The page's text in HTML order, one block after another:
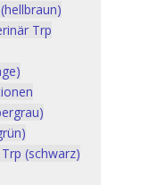
Trp
(schwarz)